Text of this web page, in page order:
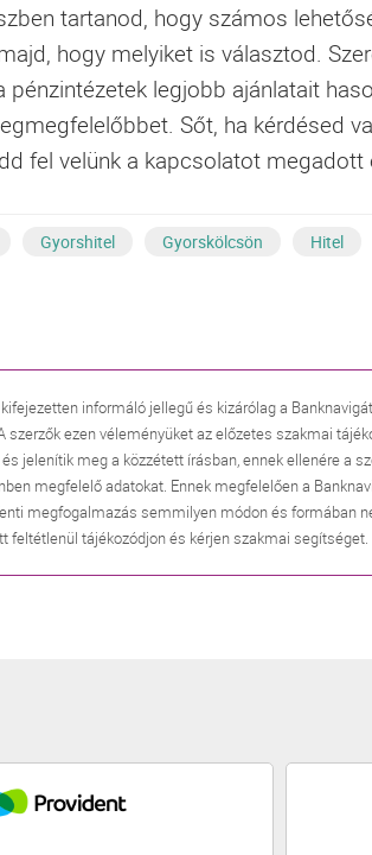
tartanod, hogy számos
hogy melyiket is választod.
pénzintézetek legjobb ajánlatait
Sőt, ha kérdésed
fel velünk a kapcsolatot megadott
Gyorshitel Gyorskölcsön Hitel
informáló jellegű és kizárólag a
szerzők ezen véleményüket az előzetes szakmai
jelenítik meg a közzétett írásban, ennek ellenére a
megfelelő adatokat. Ennek megfelelően a
megfogalmazás semmilyen módon és formában
feltétlenül tájékozódjon és kérjen szakmai segítséget.